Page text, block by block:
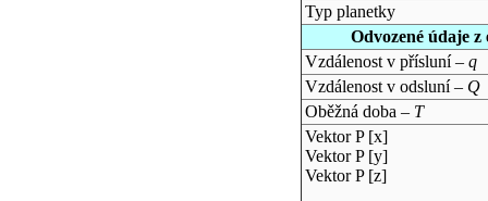
Typ planetky
Odvozené údaje
Vzdálenost v přísluní – q
Vzdálenost v odsluní – Q
Oběžná doba – T
Vektor P [x]
Vektor P [y]
Vektor P [z]